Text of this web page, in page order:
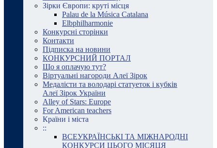
Зірки Європи: круті місця
Palau de la Música Catalana
Elbphilharmonie
Конкурсні сторінки
Контакти
Підписка на новини
КОНКУРСНИЙ ПОРТАЛ
Що я оплачую тут?
Віртуальні нагороди Алеї Зірок
Медалісти та володарі статуеток і кубків
Алеї Зірок України
Alley of Stars: Europe
For American teachers
Країни і міста
::
ВСЕУКРАЇНСЬКІ ТА МІЖНАРОДНІ
КОНКУРСИ ЦЬОГО МІСЯЦЯ